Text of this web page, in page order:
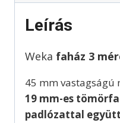
Leírás
Weka faház 3
45 mm vastagságú
19 mm-es
padlózattal együtt